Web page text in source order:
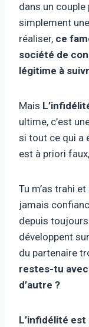
dans un couple
simplement
réaliser, ce
société de
légitime à
Mais
ultime, c’est
si tout ce qui a
est à priori
Tu m’as trahi
jamais
depuis
développent
du partenaire
restes-tu avec
d’autre ?
L’infidélité est